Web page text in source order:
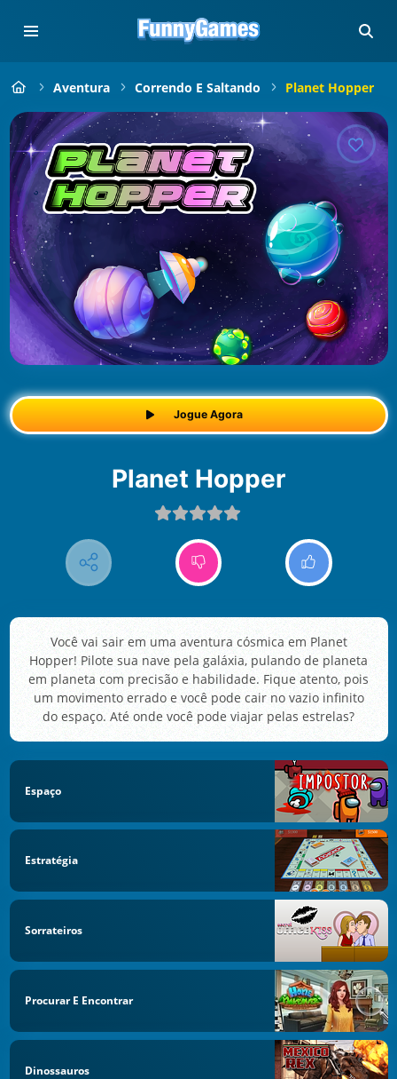
Aventura Correndo E Saltando Planet Hopper
Jogue Agora
Planet Hopper
Você vai sair em uma aventura cósmica em Planet
Hopper! Pilote sua nave pela galáxia, pulando de planeta
em planeta com precisão e habilidade. Fique atento, pois
um movimento errado e você pode cair no vazio infinito
do espaço. Até onde você pode viajar pelas estrelas?
Espaço
Estratégia
Sorrateiros
Procurar E Encontrar
Dinossauros